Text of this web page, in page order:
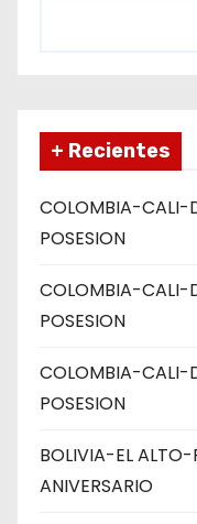
+ Recientes
COLOMBIA-CALI-
POSESION
COLOMBIA-CALI-
POSESION
COLOMBIA-CALI-
POSESION
BOLIVIA-EL
ANIVERSARIO